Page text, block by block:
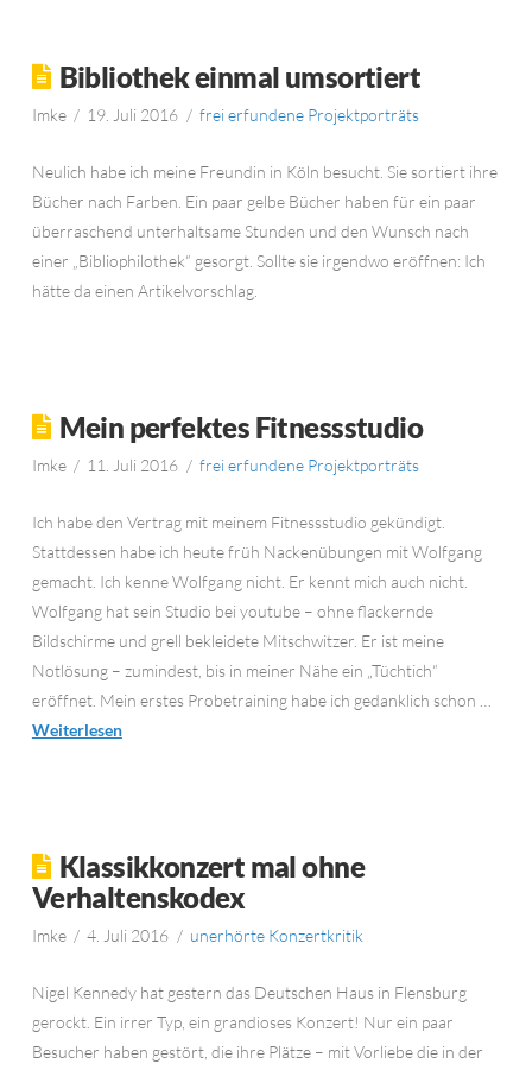
Bibliothek einmal umsortiert
Imke 19. Juli 2016 frei erfundene Projektporträts
Neulich habe ich meine Freundin in Köln besucht. Sie sortiert ihre
Bücher nach Farben. Ein paar gelbe Bücher haben für ein paar
überraschend unterhaltsame Stunden und den Wunsch nach
einer „Bibliophilothek“ gesorgt. Sollte sie irgendwo eröffnen: Ich
hätte da einen Artikelvorschlag.
Mein perfektes Fitnessstudio
Imke 11. Juli 2016 frei erfundene Projektporträts
Ich habe den Vertrag mit meinem Fitnessstudio gekündigt.
Stattdessen habe ich heute früh Nackenübungen mit Wolfgang
gemacht. Ich kenne Wolfgang nicht. Er kennt mich auch nicht.
Wolfgang hat sein Studio bei youtube – ohne flackernde
Bildschirme und grell bekleidete Mitschwitzer. Er ist meine
Notlösung – zumindest, bis in meiner Nähe ein „Tüchtich“
eröffnet. Mein erstes Probetraining habe ich gedanklich schon …
Weiterlesen
Klassikkonzert mal ohne
Verhaltenskodex
Imke 4. Juli 2016 unerhörte Konzertkritik
Nigel Kennedy hat gestern das Deutschen Haus in Flensburg
gerockt. Ein irrer Typ, ein grandioses Konzert! Nur ein paar
Besucher haben gestört, die ihre Plätze – mit Vorliebe die in der